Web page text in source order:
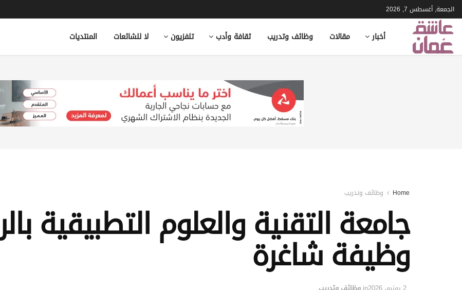
الجمعة, أغسطس 7, 2026
أخبار مقالات وظائف وتدريب ثقافة وأدب تلفزيون لا للشائعات المنتديات
Home وظائف وتدريب
جامعة التقنية والعلوم التطبيقية
وظيفة شاغرة